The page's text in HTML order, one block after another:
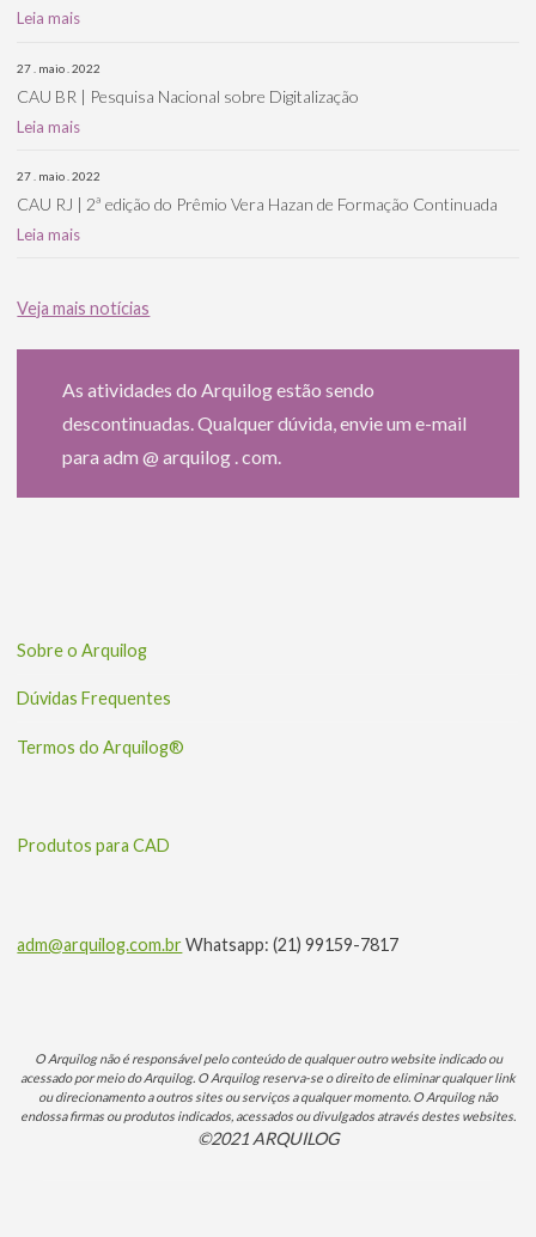
Leia mais
27 . maio . 2022
CAU BR | Pesquisa Nacional sobre Digitalização
Leia mais
27 . maio . 2022
CAU RJ | 2ª edição do Prêmio Vera Hazan de Formação Continuada
Leia mais
Veja mais notícias
As atividades do Arquilog estão sendo
descontinuadas. Qualquer dúvida, envie um e-mail
para adm @ arquilog . com.
Sobre o Arquilog
Dúvidas Frequentes
Termos do Arquilog®
Produtos para CAD
adm@arquilog.com.brWhatsapp: (21) 99159-7817
O Arquilog não é responsável pelo conteúdo de qualquer outro website indicado ou
acessado por meio do Arquilog. O Arquilog reserva-se o direito de eliminar qualquer link
ou direcionamento a outros sites ou serviços a qualquer momento. O Arquilog não
endossa firmas ou produtos indicados, acessados ou divulgados através destes websites.
©2021 ARQUILOG